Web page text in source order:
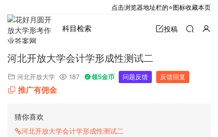
科目检索 投稿
河北开放大学会计学形成性测试二
河北开放大学 187 领5金币 问题反馈 反馈回复
推广有佣金
猜你喜欢
河北开放大学会计学形成性测试二
点击浏览器地址栏的⭐图标收藏本页